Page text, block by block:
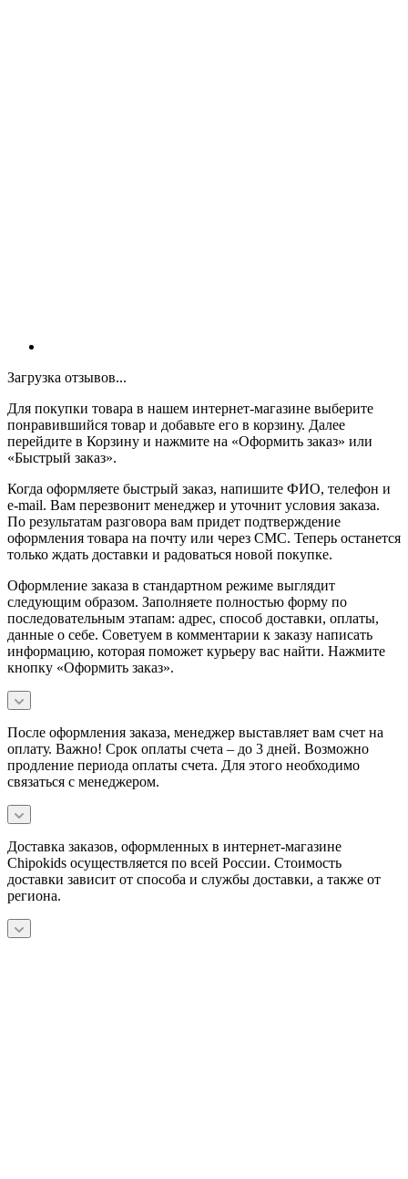
Загрузка отзывов...
Для покупки товара в нашем интернет-магазине выберите
понравившийся товар и добавьте его в корзину. Далее
перейдите в Корзину и нажмите на «Оформить заказ» или
«Быстрый заказ».
Когда оформляете быстрый заказ, напишите ФИО, телефон и
e-mail. Вам перезвонит менеджер и уточнит условия заказа.
По результатам разговора вам придет подтверждение
оформления товара на почту или через СМС. Теперь останется
только ждать доставки и радоваться новой покупке.
Оформление заказа в стандартном режиме выглядит
следующим образом. Заполняете полностью форму по
последовательным этапам: адрес, способ доставки, оплаты,
данные о себе. Советуем в комментарии к заказу написать
информацию, которая поможет курьеру вас найти. Нажмите
кнопку «Оформить заказ».
После оформления заказа, менеджер выставляет вам счет на
оплату. Важно! Срок оплаты счета – до 3 дней. Возможно
продление периода оплаты счета. Для этого необходимо
связаться с менеджером.
Доставка заказов, оформленных в интернет-магазине
Chipokids осуществляется по всей России. Стоимость
доставки зависит от способа и службы доставки, а также от
региона.